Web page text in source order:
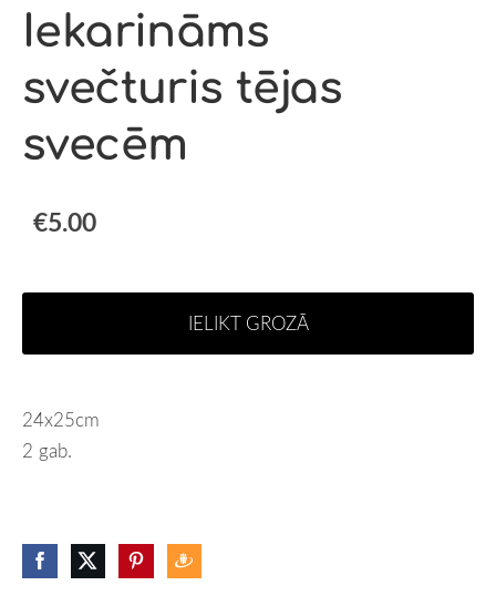
Iekarināms
svečturis tējas
svecēm
€5.00
IELIKT GROZĀ
24x25cm
2 gab.